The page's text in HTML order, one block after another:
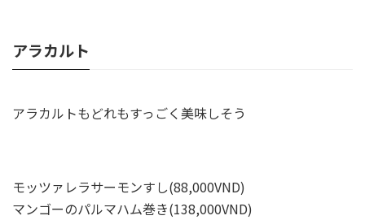
アラカルト
アラカルトもどれもすっごく美味しそう
モッツァレラサーモンすし(88,000VND)
マンゴーのパルマハム巻き(138,000VND)